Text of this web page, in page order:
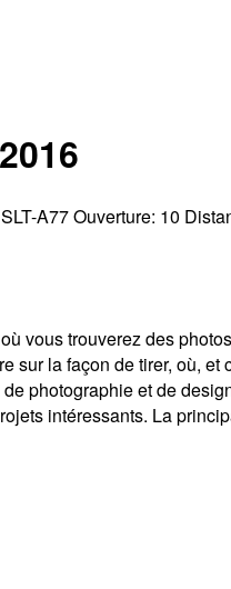
SLT-A77Ouverture: 10
vous trouverez des
la façon de tirer, où,
photographie et de
intéressants. La